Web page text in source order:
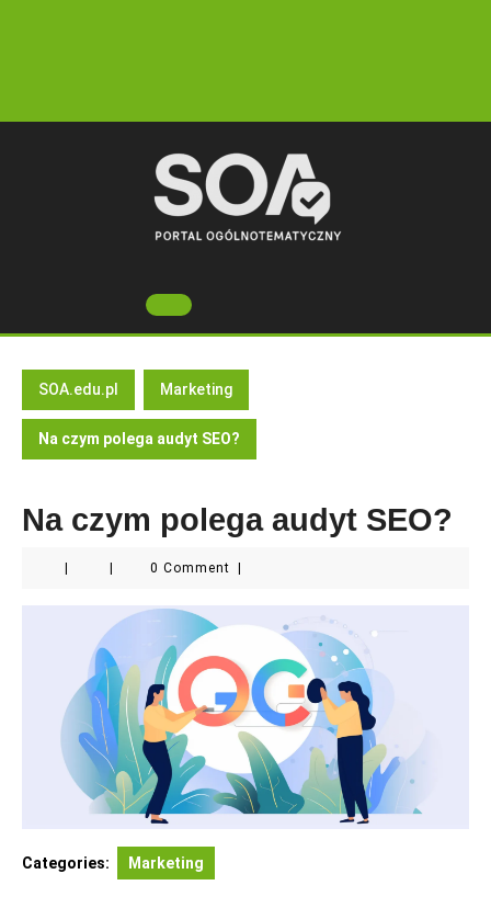
Open
Button
SOA.edu.pl Marketing
Na czym polega audyt SEO?
Na czym polega audyt SEO?
0 Comment
Categories: Marketing